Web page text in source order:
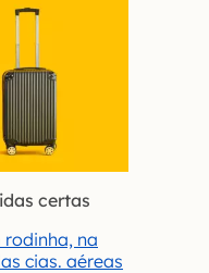
certas
rodinha, na
cias. aéreas